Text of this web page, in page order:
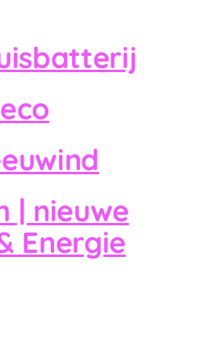
| nieuwe
Energie